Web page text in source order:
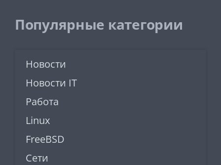
Популярные категории
Новости
Новости IT
Работа
Linux
FreeBSD
Сети